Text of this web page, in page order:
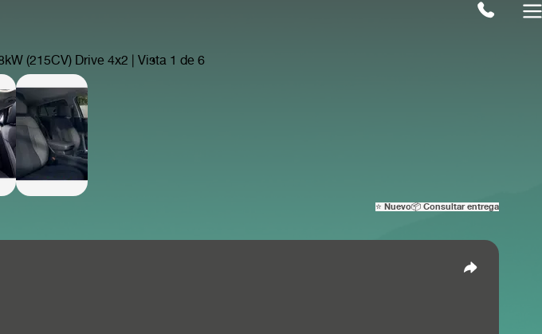
⭐ Nuevo📦 Consultar entrega